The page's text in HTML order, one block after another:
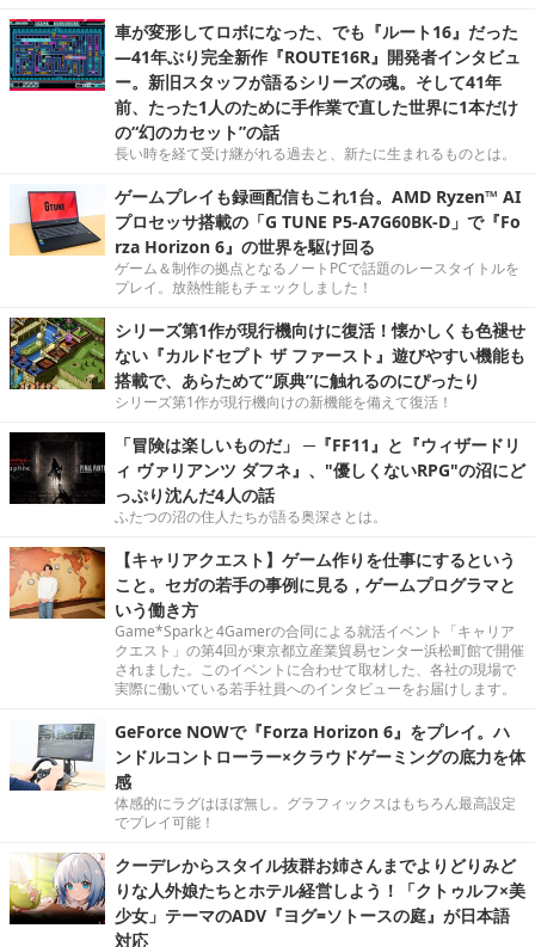
車が変形してロボになった、でも『ルート16』だった
―41年ぶり完全新作『ROUTE16R』開発者インタビュ
ー。新旧スタッフが語るシリーズの魂。そして41年
前、たった1人のために手作業で直した世界に1本だけ
の“幻のカセット”の話
長い時を経て受け継がれる過去と、新たに生まれるものとは。
ゲームプレイも録画配信もこれ1台。AMD Ryzen™ AI
プロセッサ搭載の「G TUNE P5-A7G60BK-D」で『Fo
rza Horizon 6』の世界を駆け回る
ゲーム＆制作の拠点となるノートPCで話題のレースタイトルを
プレイ。放熱性能もチェックしました！
シリーズ第1作が現行機向けに復活！懐かしくも色褪せ
ない『カルドセプト ザ ファースト』遊びやすい機能も
搭載で、あらためて“原典”に触れるのにぴったり
シリーズ第1作が現行機向けの新機能を備えて復活！
「冒険は楽しいものだ」 ─『FF11』と『ウィザードリ
ィ ヴァリアンツ ダフネ』、"優しくないRPG"の沼にど
っぷり沈んだ4人の話
ふたつの沼の住人たちが語る奥深さとは。
【キャリアクエスト】ゲーム作りを仕事にするという
こと。セガの若手の事例に見る，ゲームプログラマと
いう働き方
Game*Sparkと4Gamerの合同による就活イベント「キャリア
クエスト」の第4回が東京都立産業貿易センター浜松町館で開催
されました。このイベントに合わせて取材した、各社の現場で
実際に働いている若手社員へのインタビューをお届けします。
GeForce NOWで『Forza Horizon 6』をプレイ。ハ
ンドルコントローラー×クラウドゲーミングの底力を体
感
体感的にラグはほぼ無し。グラフィックスはもちろん最高設定
でプレイ可能！
クーデレからスタイル抜群お姉さんまでよりどりみど
りな人外娘たちとホテル経営しよう！「クトゥルフ×美
少女」テーマのADV『ヨグ=ソトースの庭』が日本語
対応